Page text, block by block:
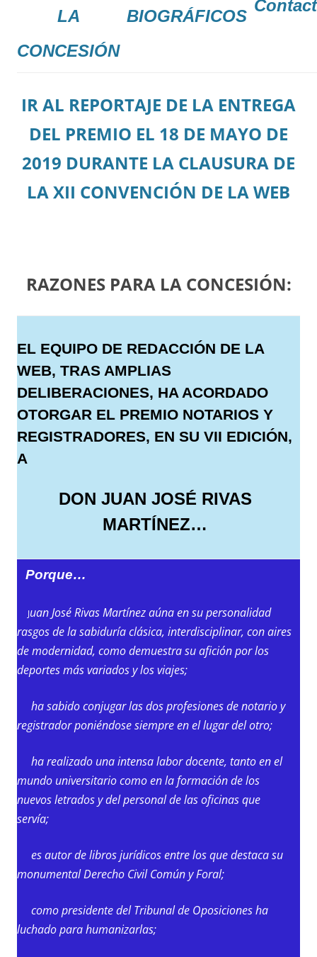
LA
CONCESIÓN
BIOGRÁFICOS
IR AL REPORTAJE DE LA ENTREGA
DEL PREMIO EL 18 DE MAYO DE
2019 DURANTE LA CLAUSURA DE
LA XII CONVENCIÓN DE LA WEB
RAZONES PARA LA CONCESIÓN:
EL EQUIPO DE REDACCIÓN DE LA
WEB, TRAS AMPLIAS
DELIBERACIONES, HA ACORDADO
OTORGAR EL PREMIO NOTARIOS Y
REGISTRADORES, EN SU VII EDICIÓN,
A
DON JUAN JOSÉ RIVAS
MARTÍNEZ…
Porque…
Juan José Rivas Martínez aúna en su personalidad
rasgos de la sabiduría clásica, interdisciplinar, con aires
de modernidad, como demuestra su afición por los
deportes más variados y los viajes;
ha sabido conjugar las dos profesiones de notario y
registrador poniéndose siempre en el lugar del otro;
ha realizado una intensa labor docente, tanto en el
mundo universitario como en la formación de los
nuevos letrados y del personal de las oficinas que
servía;
es autor de libros jurídicos entre los que destaca su
monumental Derecho Civil Común y Foral;
como presidente del Tribunal de Oposiciones ha
luchado para humanizarlas;